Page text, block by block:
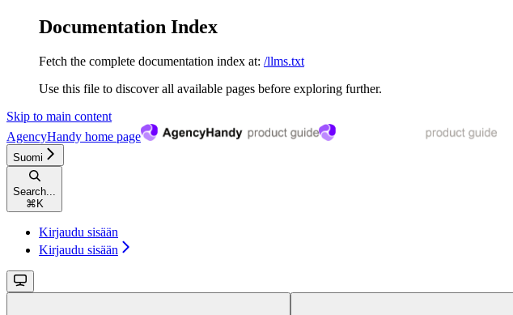
Documentation Index
Fetch the complete documentation index at: /llms.txt
Use this file to discover all available pages before exploring further.
Skip to main content
AgencyHandy home page
Suomi
Search...
⌘ K
Kirjaudu sisään
Kirjaudu sisään